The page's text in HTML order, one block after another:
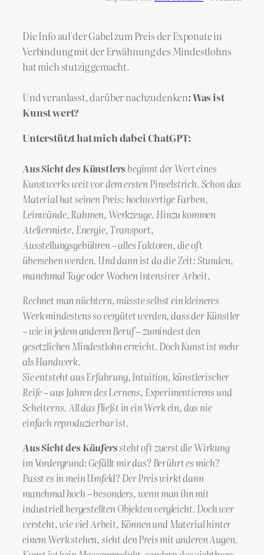
Die Info auf der Gabel zum Preis der Exponate in
Verbindung mit der Erwähnung des Mindestlohns
hat mich stutzig gemacht.
Und veranlasst, darüber nachzudenken: Was ist
Kunst wert?
Unterstützt hat mich dabei ChatGPT:
Aus Sicht des Künstlersbeginnt der Wert eines
Kunstwerks weit vor dem ersten Pinselstrich. Schon das
Material hat seinen Preis: hochwertige Farben,
Leinwände, Rahmen, Werkzeuge. Hinzu kommen
Ateliermiete, Energie, Transport,
Ausstellungsgebühren – alles Faktoren, die oft
übersehen werden. Und dann ist da die Zeit: Stunden,
manchmal Tage oder Wochen intensiver Arbeit.
Rechnet man nüchtern, müsste selbst ein kleineres
Werk mindestens so vergütet werden, dass der Künstler
– wie in jedem anderen Beruf – zumindest den
gesetzlichen Mindestlohn erreicht. Doch Kunst ist mehr
als Handwerk.
Sie entsteht aus Erfahrung, Intuition, künstlerischer
Reife – aus Jahren des Lernens, Experimentierens und
Scheiterns. All das fließt in ein Werk ein, das nie
einfach reproduzierbar ist.
Aus Sicht des Käuferssteht oft zuerst die Wirkung
im Vordergrund: Gefällt mir das? Berührt es mich?
Passt es in mein Umfeld? Der Preis wirkt dann
manchmal hoch – besonders, wenn man ihn mit
industriell hergestellten Objekten vergleicht. Doch wer
versteht, wie viel Arbeit, Können und Material hinter
einem Werk stehen, sieht den Preis mit anderen Augen.